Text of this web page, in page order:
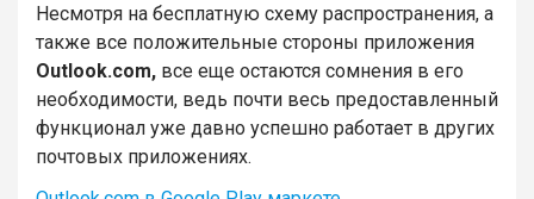
Несмотря на бесплатную схему распространения, а
также все положительные стороны приложения
Outlook.com, все еще остаются сомнения в его
необходимости, ведь почти весь предоставленный
функционал уже давно успешно работает в других
почтовых приложениях.